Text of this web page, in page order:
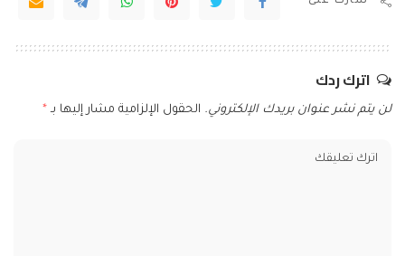
اترك ردك
لن يتم نشر عنوان بريدك الإلكتروني. الحقول الإلزامية مشار إليها بـ *